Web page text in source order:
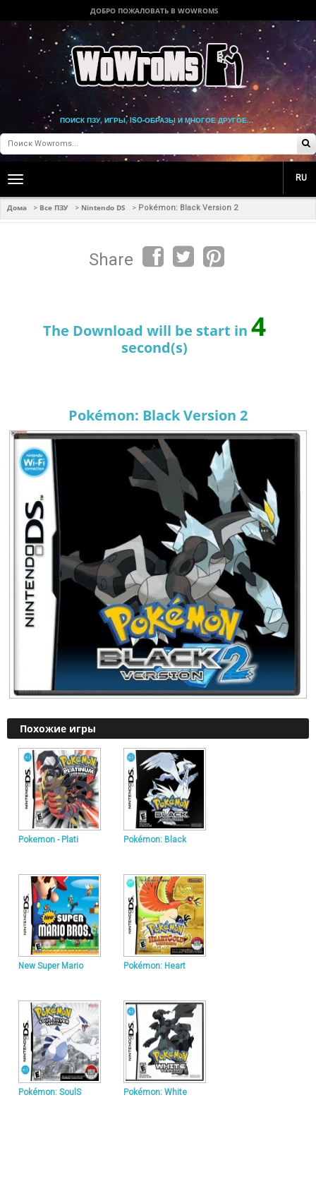
ДОБРО ПОЖАЛОВАТЬ В WOWROMS
ПОИСК ПЗУ, ИГРЫ, ISO-ОБРАЗЫ И МНОГОЕ ДРУГОЕ...
Toggle
navigation
RU
Дома > Все ПЗУ > Nintendo DS > Pokémon: Black Version 2
Share
The Download will be start in 4
second(s)
Pokémon: Black Version 2
Похожие игры
Pokemon - Plati Pokémon: Black
New Super Mario Pokémon: Heart
Pokémon: SoulS Pokémon: White